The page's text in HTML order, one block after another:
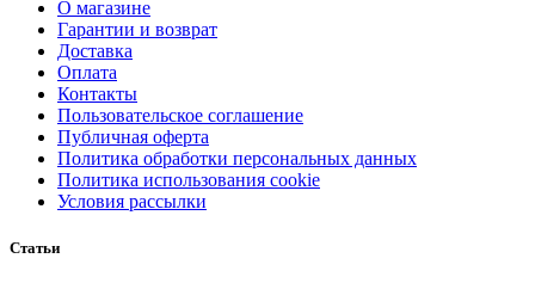
О магазине
Гарантии и возврат
Доставка
Оплата
Контакты
Пользовательское соглашение
Публичная оферта
Политика обработки персональных данных
Политика использования cookie
Условия рассылки
Статьи